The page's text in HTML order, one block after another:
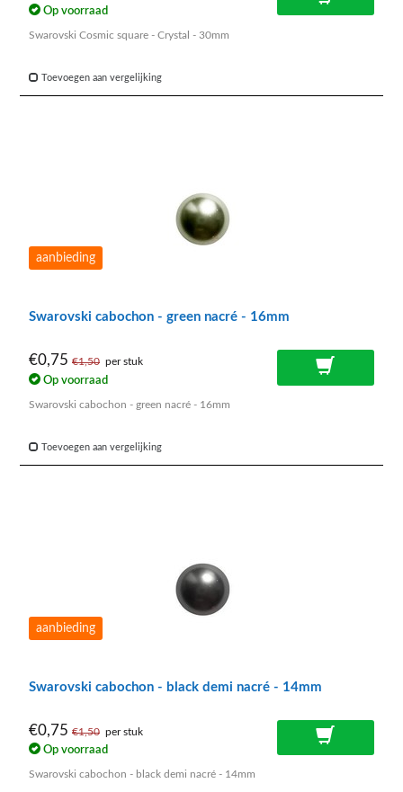
Op voorraad
Swarovski Cosmic square - Crystal - 30mm
Toevoegen aan vergelijking
aanbieding
Swarovski cabochon - green nacré - 16mm
€0,75 €1,50 per stuk
Op voorraad
Swarovski cabochon - green nacré - 16mm
Toevoegen aan vergelijking
aanbieding
Swarovski cabochon - black demi nacré - 14mm
€0,75 €1,50 per stuk
Op voorraad
Swarovski cabochon - black demi nacré - 14mm